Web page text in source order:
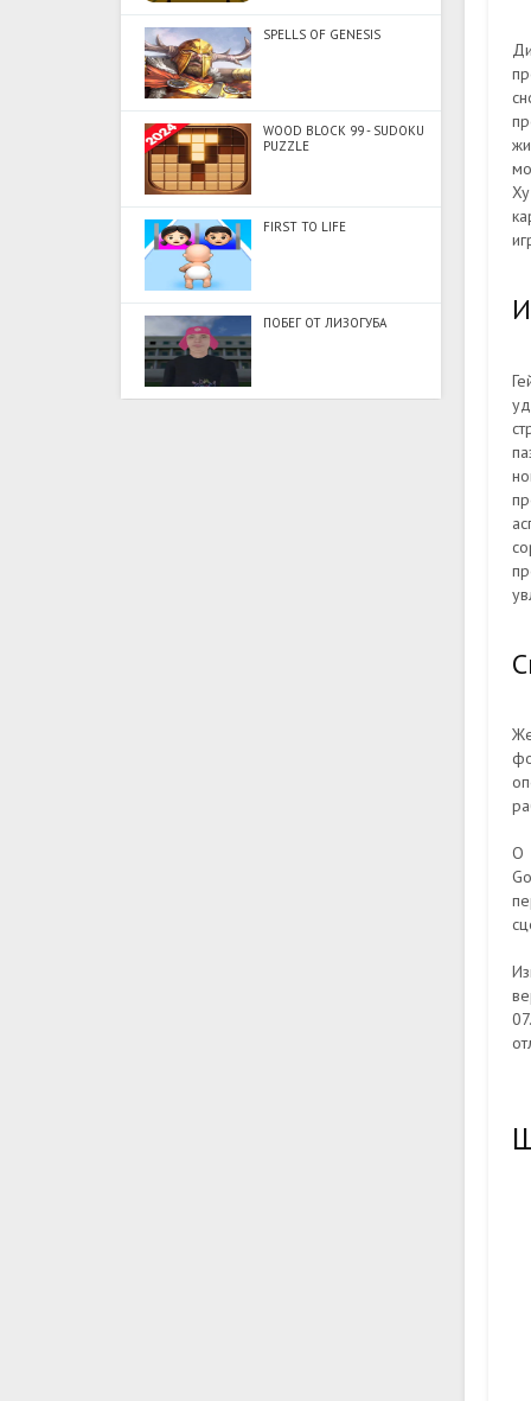
SPELLS OF GENESIS
WOOD BLOCK 99 - SUDOKU
PUZZLE
FIRST TO LIFE
ПОБЕГ ОТ ЛИЗОГУБА
О